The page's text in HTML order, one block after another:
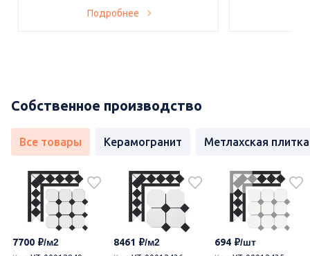
Подробнее
Собственное производство
Все товары Керамогранит Метлахская плитка
7700 8461 694